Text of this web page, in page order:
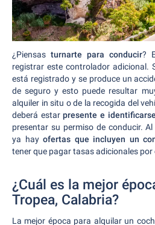
¿Piensas turnarte para conducir?
registrar este controlador adicional.
está registrado y se produce un
de seguro y esto puede resultar
alquiler in situ o de la recogida del
deberá estarpresente e
presentar su permiso de conducir.
ya hayofertas que incluyen un
tener que pagar tasas adicionales por
¿Cuál es la mejor
Tropea, Calabria?
La mejor época para alquilar un